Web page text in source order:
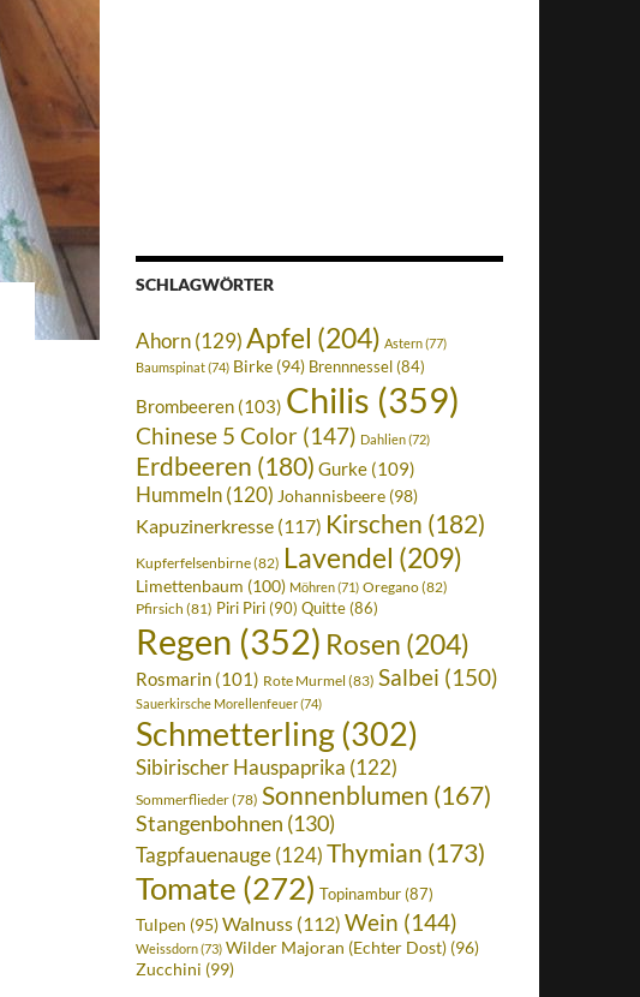
SCHLAGWÖRTER
Ahorn(129)Apfel (204) Astern(77)
Baumspinat(74) Birke (94) Brennnessel (84)
Brombeeren (103) Chilis (359)
Chinese 5 Color (147) Dahlien(72)
Erdbeeren (180) Gurke (109)
Hummeln (120) Johannisbeere (98)
Kapuzinerkresse (117) Kirschen (182)
Kupferfelsenbirne(82) Lavendel (209)
Limettenbaum (100) Möhren(71) Oregano(82)
Pfirsich (81) Piri Piri(90) Quitte(86)
Regen (352) Rosen (204)
Rosmarin (101) Rote Murmel (83) Salbei (150)
Sauerkirsche Morellenfeuer(74)
Schmetterling(302)
Sibirischer Hauspaprika (122)
Sommerflieder(78) Sonnenblumen (167)
Stangenbohnen (130)
Tagpfauenauge(124)Thymian (173)
Tomate (272) Topinambur(87)
Tulpen (95)Walnuss (112) Wein (144)
Weissdorn(73) Wilder Majoran (Echter Dost) (96)
Zucchini (99)